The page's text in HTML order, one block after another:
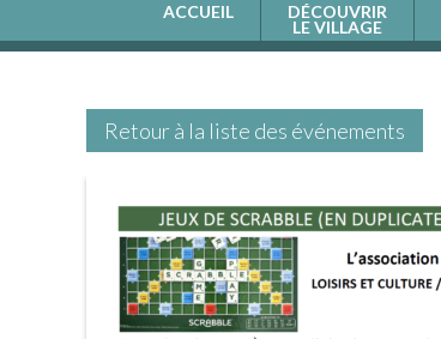
ACCUEIL DÉCOUVRIR
LE VILLAGE
Retour à la liste des événements